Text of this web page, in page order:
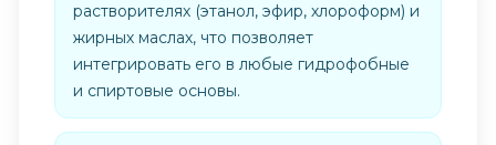
растворителях (этанол, эфир, хлороформ) и
жирных маслах, что позволяет
интегрировать его в любые гидрофобные
и спиртовые основы.